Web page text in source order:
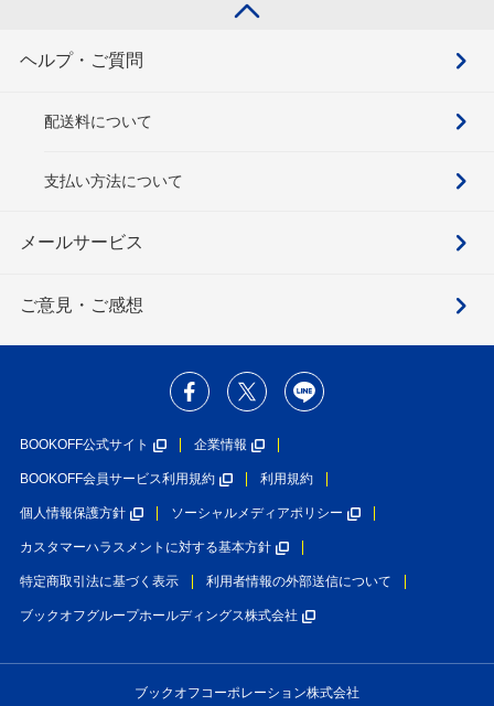
ヘルプ・ご質問
配送料について
支払い方法について
メールサービス
ご意見・ご感想
BOOKOFF公式サイト 企業情報
BOOKOFF会員サービス利用規約 利用規約
個人情報保護方針 ソーシャルメディアポリシー
カスタマーハラスメントに対する基本方針
特定商取引法に基づく表示 利用者情報の外部送信について
ブックオフグループホールディングス株式会社
ブックオフコーポレーション株式会社